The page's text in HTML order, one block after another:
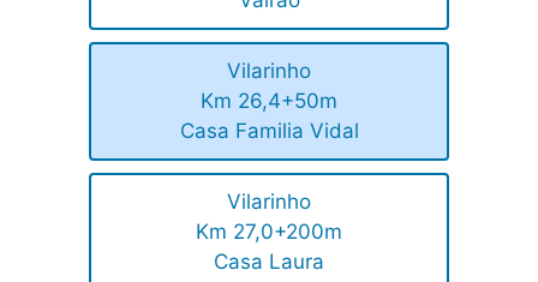
Vilarinho
Km 26,4+50m
Casa Familia Vidal
Vilarinho
Km 27,0+200m
Casa Laura